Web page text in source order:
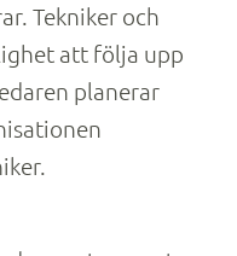
Tekniker och
att följa upp
planerar